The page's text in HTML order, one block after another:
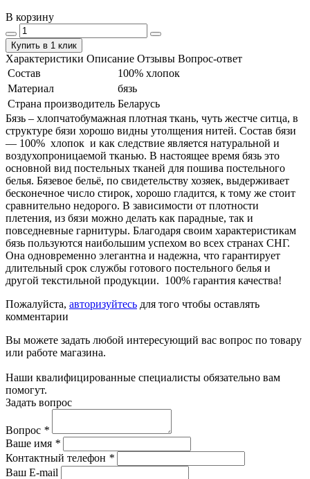
В корзину
Купить в 1 клик
Характеристики Описание Отзывы Вопрос-ответ
Состав
100% хлопок
Материал
бязь
Страна производитель Беларусь
Бязь – хлопчатобумажная плотная ткань, чуть жестче ситца, в
структуре бязи хорошо видны утолщения нитей. Состав бязи
― 100% хлопок и как следствие является натуральной и
воздухопроницаемой тканью. В настоящее время бязь это
основной вид постельных тканей для пошива постельного
белья. Бязевое бельё, по свидетельству хозяек, выдерживает
бесконечное число стирок, хорошо гладится, к тому же стоит
сравнительно недорого. В зависимости от плотности
плетения, из бязи можно делать как парадные, так и
повседневные гарнитуры. Благодаря своим характеристикам
бязь пользуются наибольшим успехом во всех странах СНГ.
Она одновременно элегантна и надежна, что гарантирует
длительный срок службы готового постельного белья и
другой текстильной продукции. 100% гарантия качества!
Пожалуйста, авторизуйтесь для того чтобы оставлять
комментарии
Вы можете задать любой интересующий вас вопрос по товару
или работе магазина.
Наши квалифицированные специалисты обязательно вам
помогут.
Задать вопрос
Вопрос *
Ваше имя *
Контактный телефон *
Ваш E-mail